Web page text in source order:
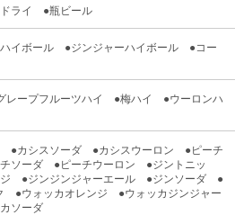
ライ ●瓶ビール
ハイボール ●ジンジャーハイボール ●コー
レープフルーツハイ ●梅ハイ ●ウーロンハ
●カシスソーダ ●カシスウーロン ●ピーチ
ソーダ ●ピーチウーロン ●ジントニッ
●ジンジンジャーエール ●ジンソーダ ●
●ウォッカオレンジ ●ウォッカジンジャー
ソーダ